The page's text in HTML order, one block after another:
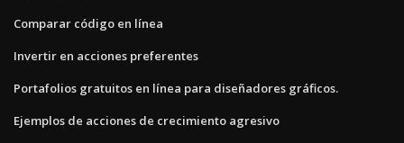
Comparar código en línea
Invertir en acciones preferentes
Portafolios gratuitos en línea para diseñadores gráficos.
Ejemplos de acciones de crecimiento agresivo